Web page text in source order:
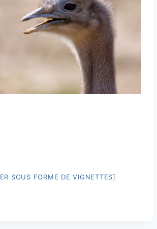
SOUS FORME DE VIGNETTES]